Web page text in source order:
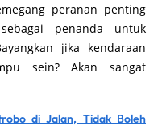
peranan penting
penanda untuk
jika kendaraan
sein? Akan sangat
di Jalan, Tidak Boleh